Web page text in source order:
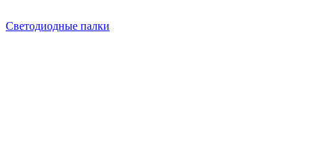
Светодиодные палки